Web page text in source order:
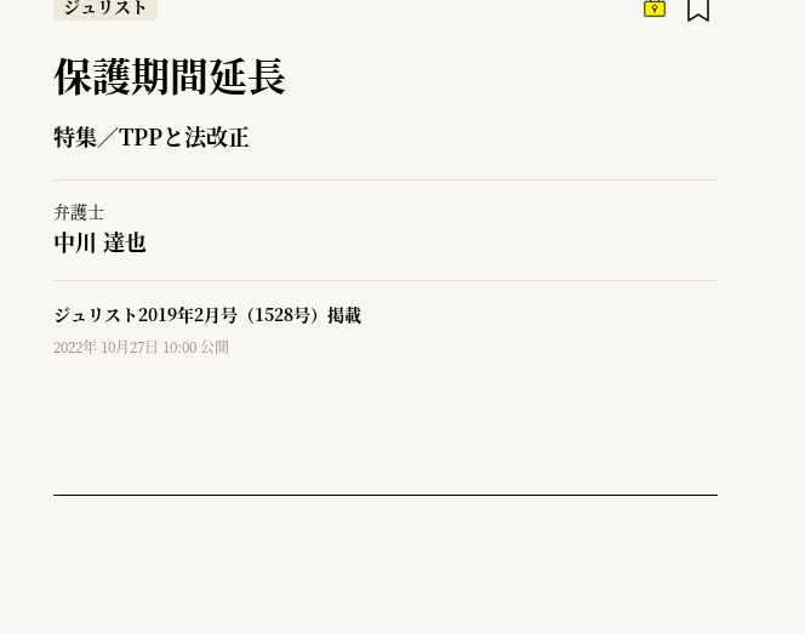
ジュリスト
保護期間延長
特集／TPPと法改正
弁護士
中川 達也
ジュリスト2019年2月号（1528号）掲載
2022年 10月27日 10:00 公開